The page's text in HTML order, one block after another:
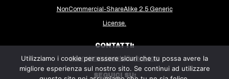
NonCommercial-ShareAlike 2.5 Generic
License.
CONTATTI:
milanoinmovimento@gmail.com
SEGUICI SU:
Utilizziamo i cookie per essere sicuri che tu possa avere la
migliore esperienza sul nostro sito. Se continui ad utilizzare